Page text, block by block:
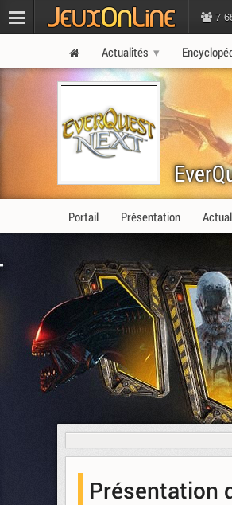
7
Actualités
Portail Présentation
Présentation